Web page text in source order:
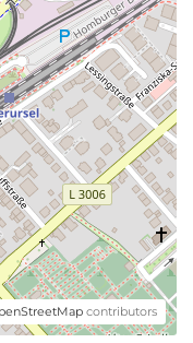
contributors